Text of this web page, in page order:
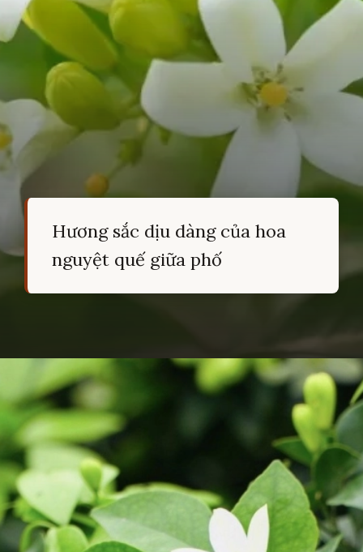
Hương sắc dịu dàng của hoa
nguyệt quế giữa phố
Đang mở https://hocsinhgioi.vn/tho-ve-hoa-nguyet-que